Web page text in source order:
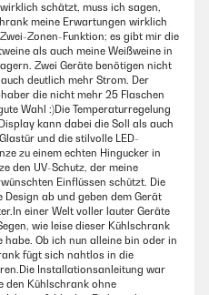
schätzt, muss ich sagen,
meine Erwartungen wirklich
Zonen-Funktion; es gibt mir die
als auch meine Weißweine in
Zwei Geräte benötigen nicht
deutlich mehr Strom. Der
die nicht mehr 25 Flaschen
Wahl :)Die Temperaturregelung
kann dabei die Soll als auch
und die stilvolle LED-
zu einem echten Hingucker in
den UV-Schutz, der meine
Einflüssen schützt. Die
ab und geben dem Gerät
einer Welt voller lauter Geräte
wie leise dieser Kühlschrank
Ob ich nun alleine bin oder in
fügt sich nahtlos in die
Installationsanleitung war
den Kühlschrank ohne